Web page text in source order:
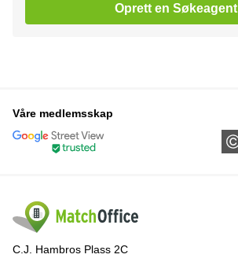
Oprett en Søkeagent
Våre medlemsskap
C.J. Hambros Plass 2C